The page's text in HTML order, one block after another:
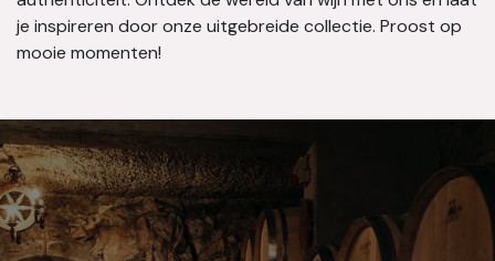
je inspireren door onze uitgebreide collectie. Proost op
mooie momenten!